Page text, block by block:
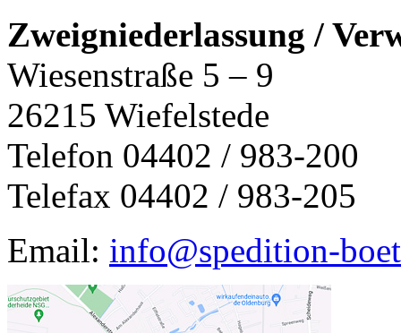
Zweigniederlassung /
Wiesenstraße 5 – 9
26215 Wiefelstede
Telefon 04402 / 983-200
Telefax 04402 / 983-205
Email: info@spedition-